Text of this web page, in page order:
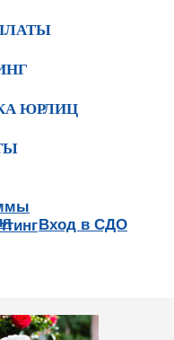
ЮРЛИЦ
Вход в СДО